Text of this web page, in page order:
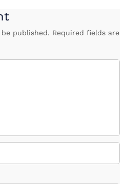
published. Required fields are